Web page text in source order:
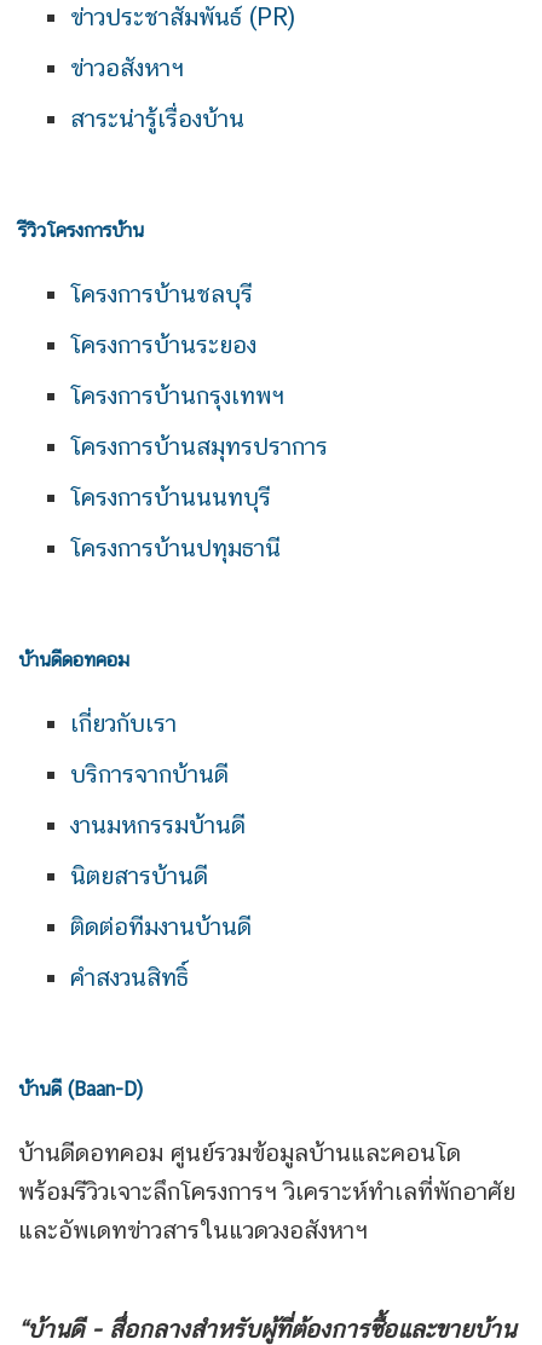
ข่าวประชาสัมพันธ์ (PR)
ข่าวอสังหาฯ
สาระน่ารู้เรื่องบ้าน
รีวิวโครงการบ้าน
โครงการบ้านชลบุรี
โครงการบ้านระยอง
โครงการบ้านกรุงเทพฯ
โครงการบ้านสมุทรปราการ
โครงการบ้านนนทบุรี
โครงการบ้านปทุมธานี
บ้านดีดอทคอม
เกี่ยวกับเรา
บริการจากบ้านดี
งานมหกรรมบ้านดี
นิตยสารบ้านดี
ติดต่อทีมงานบ้านดี
คำสงวนสิทธิ์
บ้านดี (Baan-D)
บ้านดีดอทคอม ศูนย์รวมข้อมูลบ้านและคอนโด
พร้อมรีวิวเจาะลึกโครงการฯ วิเคราะห์ทำเลที่พักอาศัย
และอัพเดทข่าวสารในแวดวงอสังหาฯ
“บ้านดี - สื่อกลางสำหรับผู้ที่ต้องการซื้อและขายบ้าน